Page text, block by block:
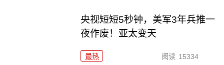
央视短短5秒钟，美军3年兵推一
夜作废！亚太变天
最热 阅读 15334